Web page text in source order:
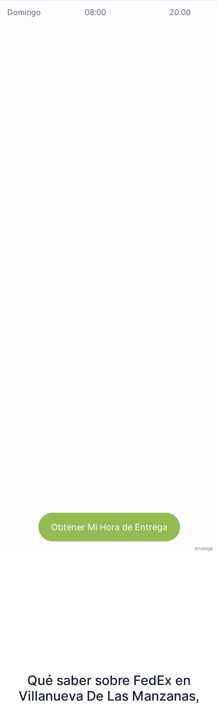
Domingo 08:00 20:00
Obtener Mi Hora de Entrega
Anzeige
Qué saber sobre FedEx en
Villanueva De Las Manzanas,